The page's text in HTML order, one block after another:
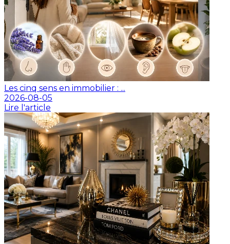
Les cinq sens en immobilier : ...
2026-08-05
Lire l'article